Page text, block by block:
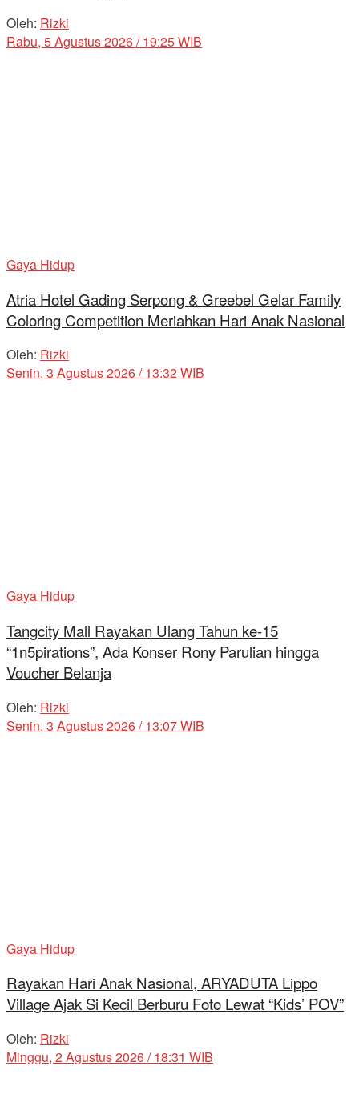
Oleh: Rizki
Rabu, 5 Agustus 2026 / 19:25 WIB
Gaya Hidup
Atria Hotel Gading Serpong & Greebel Gelar Family
Coloring Competition Meriahkan Hari Anak Nasional
Oleh: Rizki
Senin, 3 Agustus 2026 / 13:32 WIB
Gaya Hidup
Tangcity Mall Rayakan Ulang Tahun ke-15
“1n5pirations”, Ada Konser Rony Parulian hingga
Voucher Belanja
Oleh: Rizki
Senin, 3 Agustus 2026 / 13:07 WIB
Gaya Hidup
Rayakan Hari Anak Nasional, ARYADUTA Lippo
Village Ajak Si Kecil Berburu Foto Lewat “Kids’ POV”
Oleh: Rizki
Minggu, 2 Agustus 2026 / 18:31 WIB